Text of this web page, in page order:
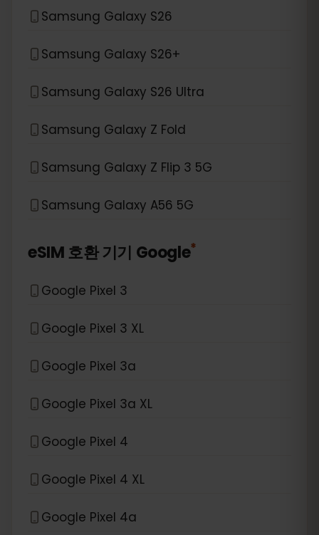
Samsung Galaxy S26
Samsung Galaxy S26+
Samsung Galaxy S26 Ultra
Samsung Galaxy Z Fold
Samsung Galaxy Z Flip 3 5G
Samsung Galaxy A56 5G
eSIM 호환 기기 Google*
Google Pixel 3
Google Pixel 3 XL
Google Pixel 3a
Google Pixel 3a XL
Google Pixel 4
Google Pixel 4 XL
Google Pixel 4a